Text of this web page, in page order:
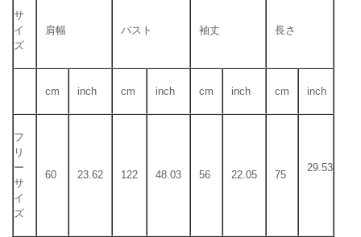
サ
イ
ズ
肩幅 バスト 袖丈 長さ
cm inch cm inch cm inch cm inch
フ
リ
ー
サ
イ
ズ
60 23.62 122 48.03 56 22.05 75
29.53